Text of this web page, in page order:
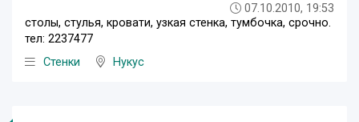
07.10.2010, 19:53
столы, стулья, кровати, узкая стенка, тумбочка, срочно.
тел: 2237477
Стенки
Нукус